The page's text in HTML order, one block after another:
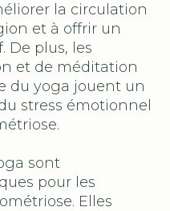
la circulation
et à offrir un
De plus, les
et de méditation
du yoga jouent un
stress émotionnel
sont
pour les
Elles